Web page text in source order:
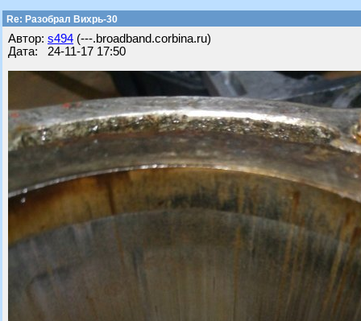
Re: Разобрал Вихрь-30
Автор: s494 (---.broadband.corbina.ru)
Дата: 24-11-17 17:50